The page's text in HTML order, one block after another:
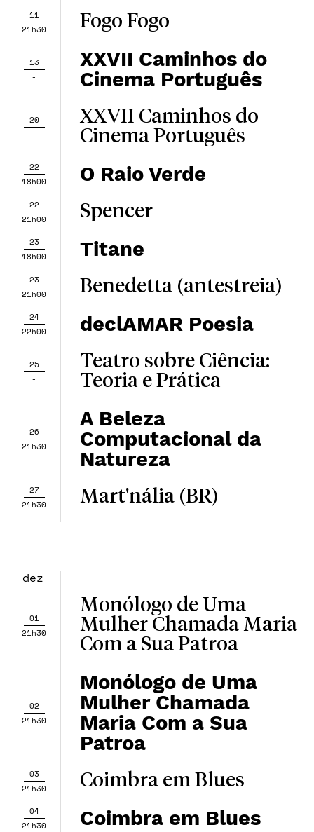
11
21h30
Fogo Fogo
13
-
XXVII Caminhos do
Cinema Português
20
-
XXVII Caminhos do
Cinema Português
22
18h00
O Raio Verde
22
21h00
Spencer
23
18h00
Titane
23
21h00
Benedetta (antestreia)
24
22h00
declAMAR Poesia
25
-
Teatro sobre Ciência:
Teoria e Prática
26
21h30
A Beleza
Computacional da
Natureza
27
21h30
Mart'nália (BR)
dez
01
21h30
Monólogo de Uma
Mulher Chamada Maria
Com a Sua Patroa
02
21h30
Monólogo de Uma
Mulher Chamada
Maria Com a Sua
Patroa
03
21h30
Coimbra em Blues
04
21h30
Coimbra em Blues